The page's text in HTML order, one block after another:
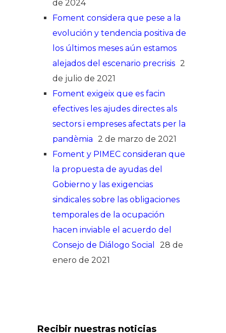
de 2024
Foment considera que pese a la
evolución y tendencia positiva de
los últimos meses aún estamos
alejados del escenario precrisis 2
de julio de 2021
Foment exigeix que es facin
efectives les ajudes directes als
sectors i empreses afectats per la
pandèmia 2 de marzo de 2021
Foment y PIMEC consideran que
la propuesta de ayudas del
Gobierno y las exigencias
sindicales sobre las obligaciones
temporales de la ocupación
hacen inviable el acuerdo del
Consejo de Diálogo Social
28 de
enero de 2021
Recibir nuestras noticias